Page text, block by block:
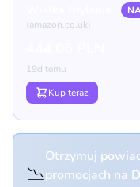
(amazon.co.uk)
19d temu
Kup teraz
📉
Otrzymuj
promocjach na